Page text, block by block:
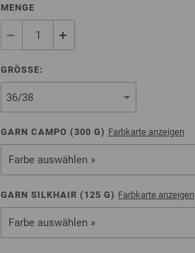
MENGE
GRÖSSE:
GARN CAMPO (300 G) Farbkarte anzeigen
Farbe auswählen »
GARN SILKHAIR ( 125 G) Farbkarte anzeigen
Farbe auswählen »